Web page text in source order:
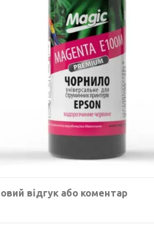
відгук або коментар